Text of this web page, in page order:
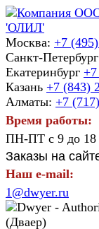
Москва: +7
Санкт-Петербург
Екатеринбург
Казань +7 (843)
Алматы: +7
Время работы:
ПН-ПТ с 9 до 18
Заказы на
Наш e-mail:
1@dwyer.ru